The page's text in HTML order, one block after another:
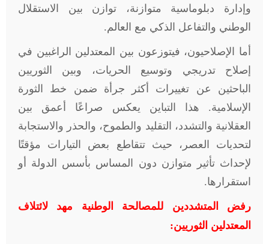
وإدارة دبلوماسية متوازنة، توازن بين الاستقلال
الوطني والتفاعل الذكي مع العالم.
أما الإصلاحيون، فيتوزعون بين المعتدلين الراغبين في
إصلاح تدريجي وتوسيع الحريات، وبين الثوريين
الباحثين عن تغييرات أكثر جرأة ضمن خط الثورة
الإسلامية. هذا التباين يعكس صراعًا أعمق بين
العقلانية والتشدد، التقليد والطموح، والحذر والاستجابة
لتحديات العصر، حيث تتقاطع بعض التيارات مؤقتًا
لإحداث تأثير متوازن دون المساس بأسس الدولة أو
استقرارها.
رفض المتشددين للمصالحة الوطنية مهد لائتلاف
المعتدلين الثوريين: